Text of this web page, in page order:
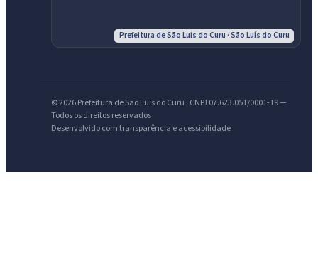
Prefeitura de São Luis do Curu · São Luís do Curu
© 2026 Prefeitura de São Luis do Curu · CNPJ 07.623.051/0001-19 —
Todos os direitos reservados
Desenvolvido com transparência e acessibilidade
Olá. Pergunte sobre serviços, notícias, legislação, Diário Oficial,